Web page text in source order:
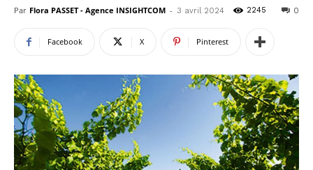
Par Flora PASSET - Agence INSIGHTCOM - 3 avril 2024 0
2245
Facebook X Pinterest